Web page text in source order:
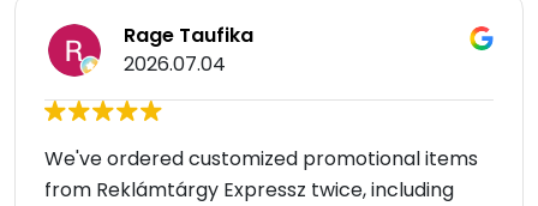
Rage Taufika
2026.07.04
We've ordered customized promotional items
from Reklámtárgy Expressz twice, including